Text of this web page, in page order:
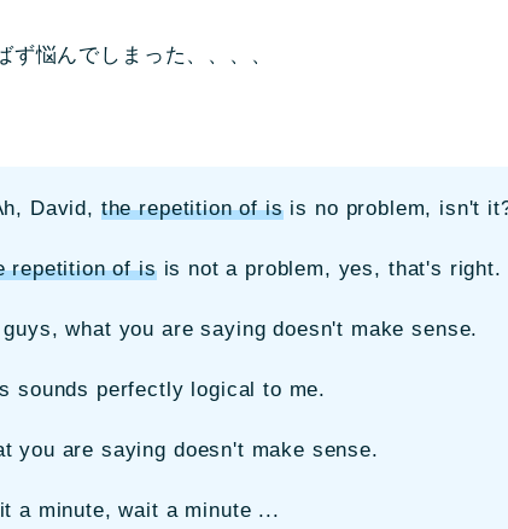
悩んでしまった、、、、
David, the repetition of isis no problem, isn't
repetition of isis not a problem, yes, that's right.
guys, what you are saying doesn't make sense.
sounds perfectly logical to me.
you are saying doesn't make sense.
a minute, wait a minute ...